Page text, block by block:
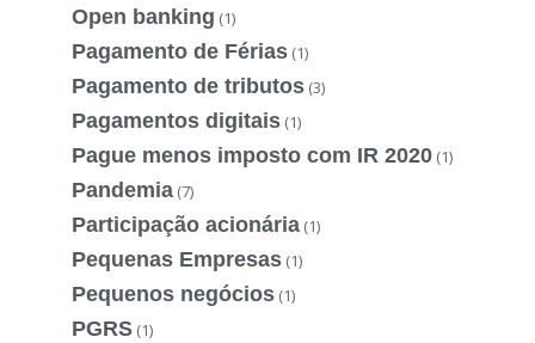
Open banking (1)
Pagamento de Férias (1)
Pagamento de tributos (3)
Pagamentos digitais (1)
Pague menos imposto com IR 2020 (1)
Pandemia (7)
Participação acionária (1)
Pequenas Empresas (1)
Pequenos negócios (1)
PGRS (1)